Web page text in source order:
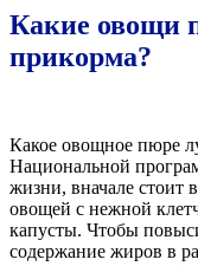
Какие овощи
прикорма?
Какое овощное пюре
Национальной
жизни, вначале стоит
овощей с нежной
капусты. Чтобы
содержание жиров в